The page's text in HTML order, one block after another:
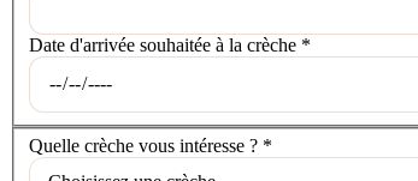
Date d'arrivée souhaitée à la crèche *
La crèche
Quelle crèche vous intéresse ? *